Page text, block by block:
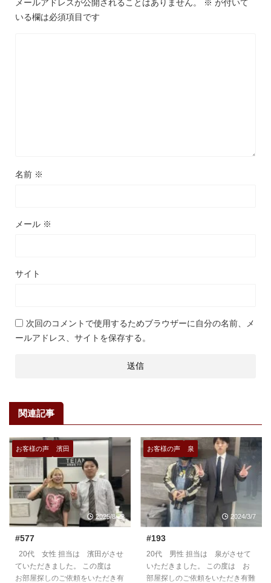
メールアドレスが公開されることはありません。 ※ が付いて
いる欄は必須項目です
名前 ※
メール ※
サイト
次回のコメントで使用するためブラウザーに自分の名前、メ
ールアドレス、サイトを保存する。
関連記事
お客様の声 濱田
2025/8/22
#577
20代 女性 担当は 濱田がさせ
ていただきました。 この度は
お部屋探しのご依頼をいただき有
お客様の声 泉
2024/3/7
#193
20代 男性 担当は 泉がさせて
いただきました。 この度は お
部屋探しのご依頼をいただき有難